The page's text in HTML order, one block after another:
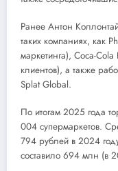
Ранее Антон
таких компаниях, как
маркетинга), Coca-
клиентов), а также
Splat Global.
По итогам 2025 года
004 супермаркетов.
794 рублей в 2024
составило 694 млн (в